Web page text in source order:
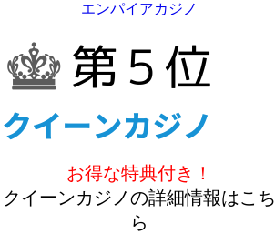
エンパイアカジノ
お得な特典付き！
クイーンカジノの詳細情報はこち
ら